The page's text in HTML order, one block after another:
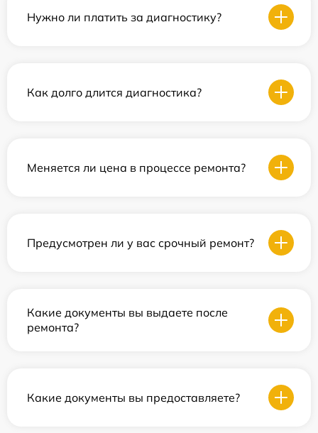
Нужно ли платить за диагностику?
Как долго длится диагностика?
Меняется ли цена в процессе ремонта?
Предусмотрен ли у вас срочный ремонт?
Какие документы вы выдаете после
ремонта?
Какие документы вы предоставляете?